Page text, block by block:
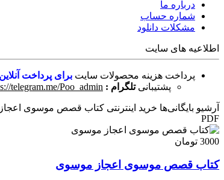
درباره ما
شماره حساب
مشکلات دانلود
اطلاعیه های سایت
پرداخت هزینه محصولات سایت برای پرداخت
پشتیبانی تلگرام : telegram.me/Poo_admin
آرشیو بایگانی‌ها خرید اینترنتی کتاب قصص موسوی
PDF
3000 تومان
کتاب قصص موسوی اعجاز موسوی